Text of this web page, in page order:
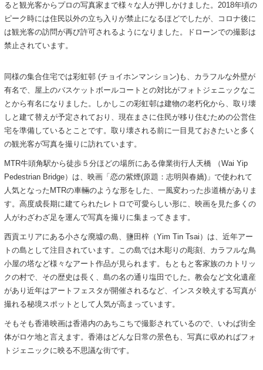
ると観光客からプロの写真家まで様々な人が押しかけました。2018年頃の
ピーク時には住民以外の立ち入りが禁止になるほどでしたが、コロナ後に
は観光客の訪問が再び許可されるようになりました。ドローンでの撮影は
禁止されています。
同様の集合住宅では彩虹邨 (チョイホンマンション)も、カラフルな外壁が
有名で、屋上のバスケットボールコートとの対比がフォトジェニックなこ
とから有名になりました。しかしこの彩虹邨は建物の老朽化から、取り壊
しと建て替えが予定されており、現在まさに住民が移り住むための公営住
宅を準備しているとことです。取り壊される前に一目見ておきたいと多く
の観光客が写真を撮りに訪れています。
MTR牛頭角駅から徒歩５分ほどの場所にある偉業街行人天橋 （Wai Yip
Pedestrian Bridge）は、映画「恋の紫煙(原題：志明與春嬌)」で使われて
人気となったMTRの車輛のような形をした、一風変わった歩道橋がありま
す。高度成長期に建てられたレトロで可愛らしい形に、映画を見た多くの
人がわざわざ足を運んで写真を撮りに集まってきます。
西貢エリアにある小さな廃墟の島、鹽田梓（Yim Tin Tsai）は、近年アー
トの島として注目されています。この島では木彫りの彫刻、カラフルな鳥
小屋の塔など様々なアート作品が見られます。もともと客家族のカトリッ
クの村で、その歴史は長く、島の名の通り塩田でした。教会など文化遺産
があり近年はアートフェスタが開催されるなど、インスタ映えする写真が
撮れる秘境スポットとして人気が高まっています。
そもそも香港映画は香港内のあちこちで撮影されているので、いわば街全
体がロケ地と言えます。香港はどんな日常の景色も、写真に収めればフォ
トジェニックに映る不思議な街です。